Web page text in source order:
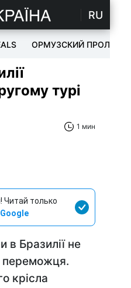
RU
ОРМУЗСКИЙ ПРОЛИВ
турі
1 мин
Читай только
в Бразилії не
переможця.
крісла